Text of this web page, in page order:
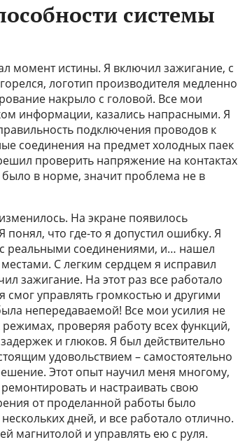
системы
момент истины. Я включил зажигание, с
логотип производителя медленно
накрыло с головой. Все мои
информации, казались напрасными. Я
подключения проводов к
соединения на предмет холодных паек
проверить напряжение на контактах
в норме, значит проблема не в
На экране появилось
что где-то я допустил ошибку. Я
с реальными соединениями, и… нашел
С легким сердцем я исправил
зажигание. На этот раз все работало
смог управлять громкостью и другими
непередаваемой! Все мои усилия не
проверяя работу всех функций,
и глюков. Я был действительно
удовольствием – самостоятельно
Этот опыт научил меня многому,
и настраивать свою
от проделанной работы было
дней, и все работало отлично.
магнитолой и управлять ею с руля.